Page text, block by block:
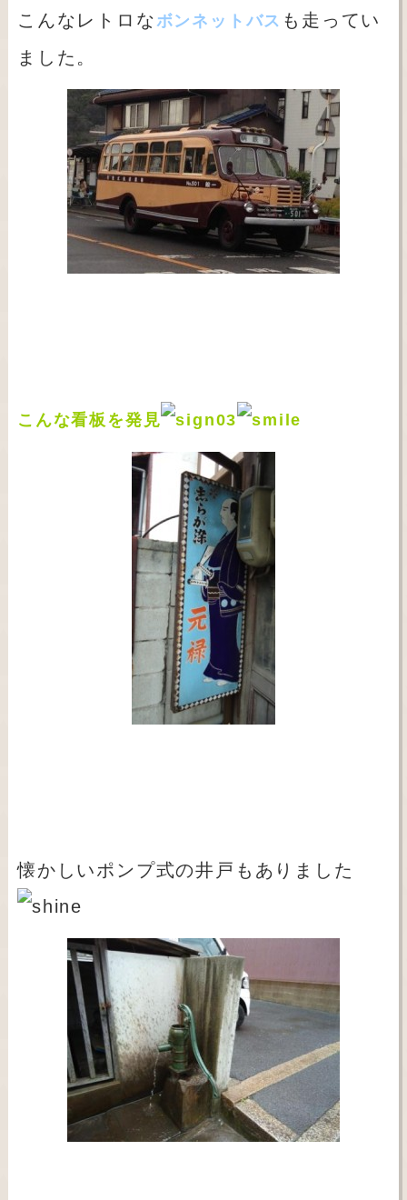
こんなレトロな ボンネットバス も走ってい
ました。
こんな看板を発見
懐かしいポンプ式の井戸もありました